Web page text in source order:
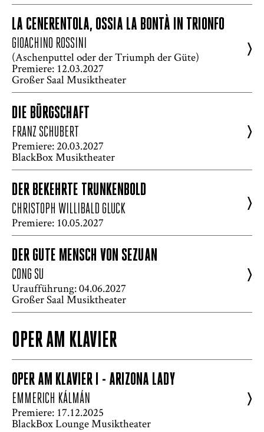
LA CENERENTOLA, OSSIA LA BONTÀ IN TRIONFO
GIOACHINO ROSSINI
(Aschenputtel oder der Triumph der Güte)
Premiere: 12.03.2027
Großer Saal Musiktheater
>
DIE BÜRGSCHAFT
FRANZ SCHUBERT
Premiere: 20.03.2027
BlackBox Musiktheater
>
DER BEKEHRTE TRUNKENBOLD
CHRISTOPH WILLIBALD GLUCK
Premiere: 10.05.2027
>
DER GUTE MENSCH VON SEZUAN
CONG SU
Uraufführung: 04.06.2027
Großer Saal Musiktheater
>
OPER AM KLAVIER
OPER AM KLAVIER I - ARIZONA LADY
EMMERICH KÁLMÁN
Premiere: 17.12.2025
BlackBox Lounge Musiktheater
>